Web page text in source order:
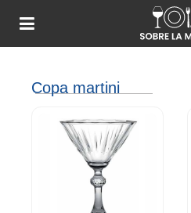
Copa martini